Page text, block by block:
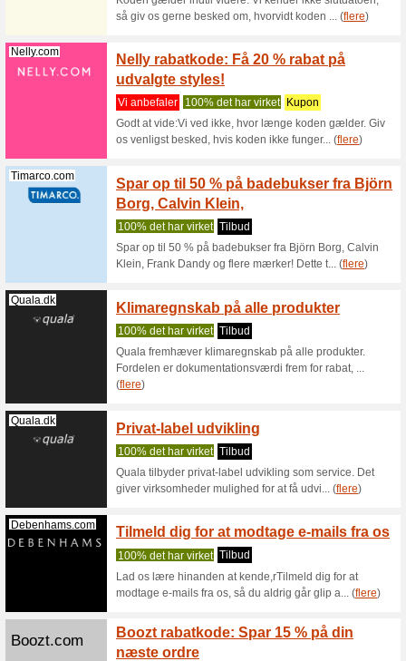
(flere
Knittingroom.dk
rabat!
Vi
Footshop.dk 10 %
Vi
10%